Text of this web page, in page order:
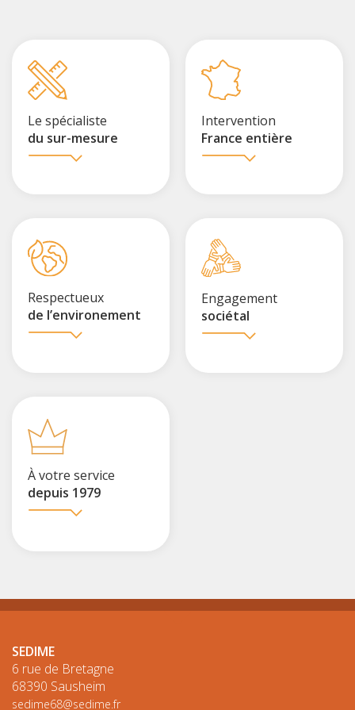
Le spécialiste
du sur-mesure
Intervention
France entière
Respectueux
de l’environement
Engagement
sociétal
À votre service
depuis 1979
SEDIME
6 rue de Bretagne
68390 Sausheim
sedime68@sedime.fr